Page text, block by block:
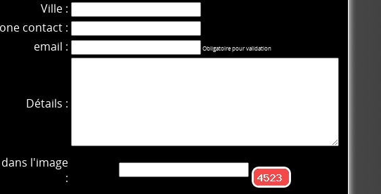
Ville :
contact :
email :
Obligatoire pour validation
Détails :
l'image
: